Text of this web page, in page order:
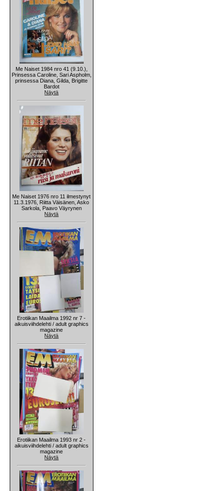
Me Naiset 1984 nro 41 (9.10.),
Prinsessa Caroline, Sari Aspholm,
prinsessa Diana, Gilda, Brigitte
Bardot
Näytä
Me Naiset 1976 nro 11 ilmestynyt
11.3.1976, Riitta Väisänen, Asko
Sarkola, Paavo Väyrynen
Näytä
Erotiikan Maailma 1992 nr 7 -
aikuisviihdelehti / adult graphics
magazine
Näytä
Erotiikan Maailma 1993 nr 2 -
aikuisviihdelehti / adult graphics
magazine
Näytä